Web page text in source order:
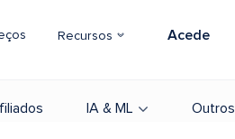
Recursos Acede
IA & ML Outros